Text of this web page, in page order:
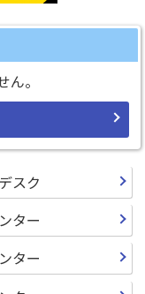
。
スク
ター
ター